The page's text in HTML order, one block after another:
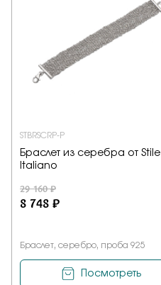
STBRSCRP-P
Браслет из серебра от Stile
Italiano
29 160 ₽
8 748 ₽
Браслет, серебро, проба 925
Посмотреть